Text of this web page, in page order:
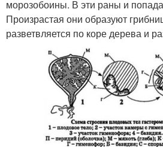
морозобоины. В эти раны и
Произрастая они образуют
разветвляется по коре дерева и